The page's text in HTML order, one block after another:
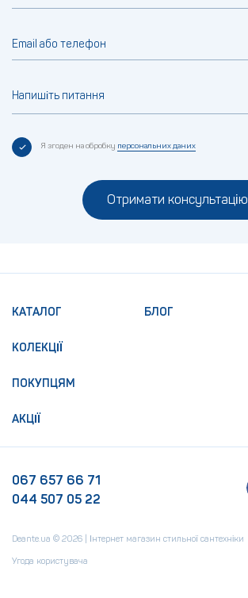
Email або телефон
Напишіть питання
Я згоден на обробку персональних даних
Отримати консультацію
КАТАЛОГ
КОЛЕКЦІЇ
ПОКУПЦЯМ
АКЦІЇ
БЛОГ
067 657 66 71
044 507 05 22
Deante.ua © 2026 | Інтернет магазин стильної сантехніки
Угода користувача